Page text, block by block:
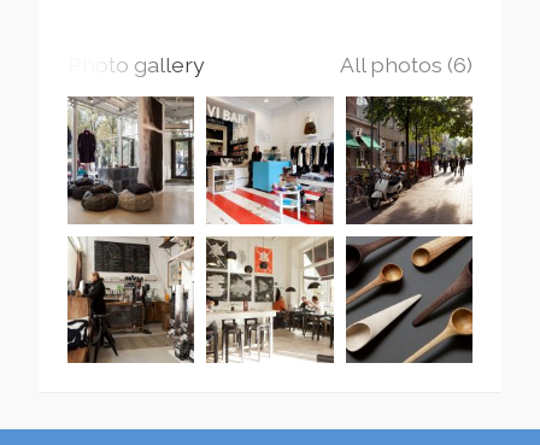
Photo gallery All photos (6)